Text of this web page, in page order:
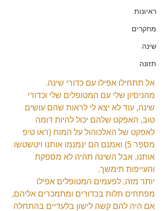
ראיונות
מחקרים
שינה
תזונה
אל תתחילו אפילו עם כדורי שינה.
מהניסיון שלי עם המטופלים שלי וכדורי
שינה, עוד לא יצא לי לראות שהם עושים
טוב, האפקט שלהם יכול להיות דומה
לאפקט של האלכוהול על המוח (ראו טיפ
מספר 5) ואמנם הם ינמנמו אותנו ויטשטשו
אותנו, אבל השינה תהיה לא מספקת
והעייפות תימשך.
יותר מזה, לפעמים המטופלים אפילו
מפתחים תלות בכדורים ומתמכרים אליהם,
אם היה להם קשה לישון בלעדיים בהתחלה